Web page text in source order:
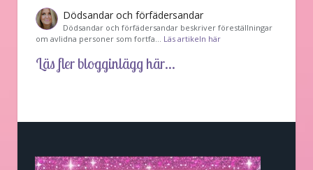
Dödsandar och förfädersandar
Dödsandar och förfädersandar beskriver föreställningar
om avlidna personer som fortfa… Läs artikeln här
Läs fler blogginlägg här...